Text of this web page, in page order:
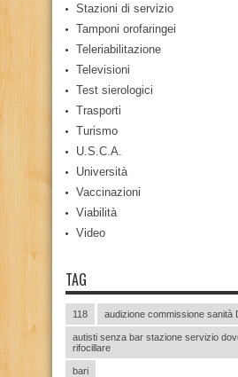
Stazioni di servizio
Tamponi orofaringei
Teleriabilitazione
Televisioni
Test sierologici
Trasporti
Turismo
U.S.C.A.
Università
Vaccinazioni
Viabilità
Video
TAG
118 audizione commissione sanità
autisti senza bar stazione servizio
rifocillare
bari